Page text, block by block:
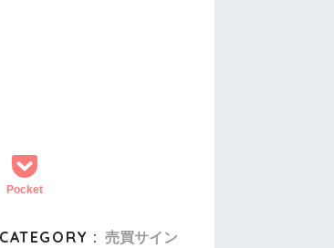
Pocket
CATEGORY : 売買サイン